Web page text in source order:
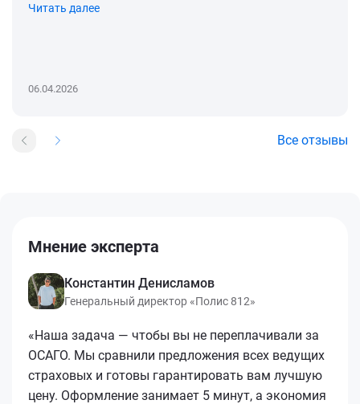
Читать далее
06.04.2026
Все отзывы
Мнение эксперта
Константин Денисламов
Генеральный директор «Полис 812»
«Наша задача — чтобы вы не переплачивали за
ОСАГО. Мы сравнили предложения всех ведущих
страховых и готовы гарантировать вам лучшую
цену. Оформление занимает 5 минут, а экономия